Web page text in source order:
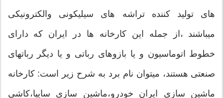
های تولید کننده تراشه های سیلیکونی والکترونیکی
میباشند ،از جمله این کارخانه ها در ایران که دارای
خطوط اتوماسیون و یا بازوهای رباتی و یا دیگر رباتهای
صنعتی هستند، میتوان نام برد به شرح زیر است: کارخانه
ماشین سازی ایران خودرو،ماشین سازی سایپا،کاشی